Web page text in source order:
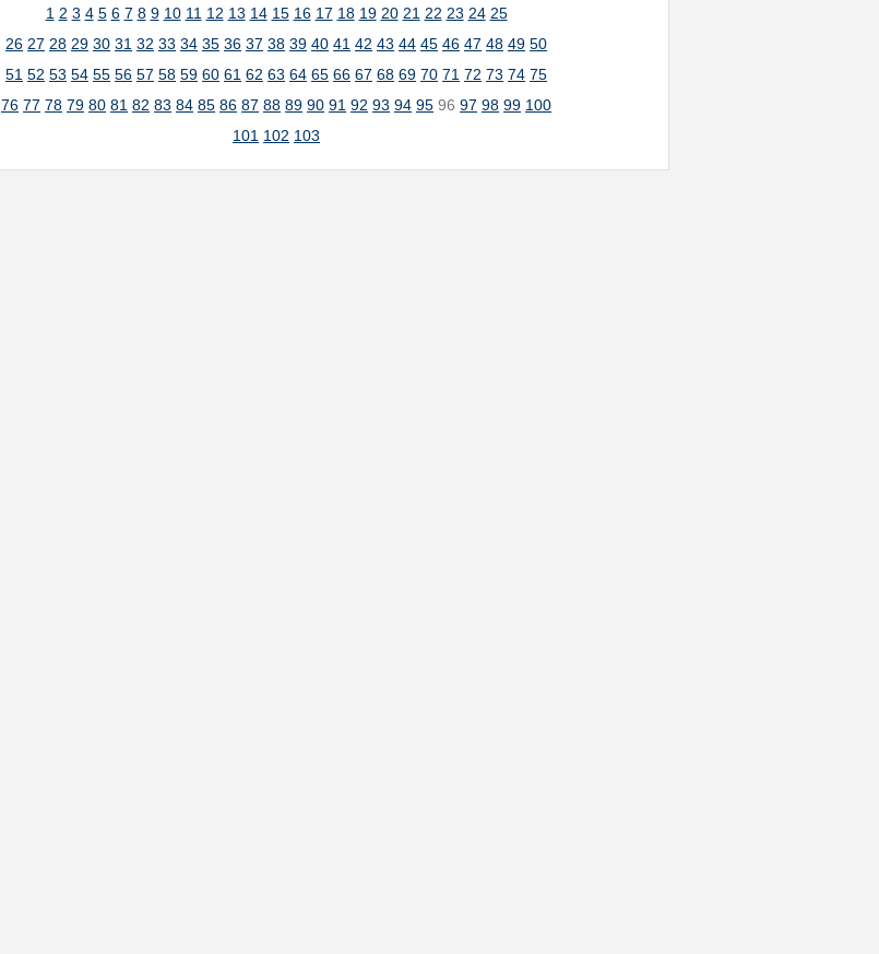
1 2 3 4 5 6 7 8 9 10 11 12 13 14 15 16 17 18 19 20 21 22 23 24 25
26 27 28 29 30 31 32 33 34 35 36 37 38 39 40 41 42 43 44 45 46 47 48 49 50
51 52 53 54 55 56 57 58 59 60 61 62 63 64 65 66 67 68 69 70 71 72 73 74 75
76 77 78 79 80 81 82 83 84 85 86 87 88 89 90 91 92 93 94 95 9697 98 99 100
101 102 103